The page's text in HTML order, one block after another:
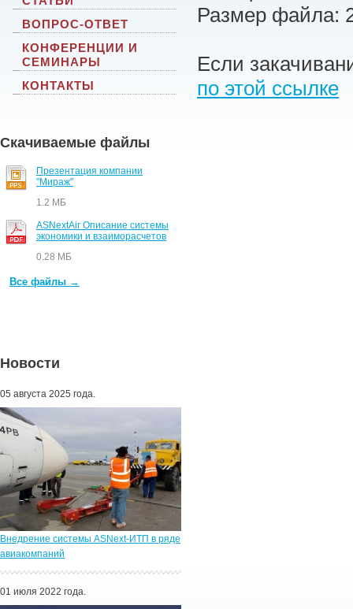
Размер файла:
Если
по этой ссылке
ВОПРОС-ОТВЕТ
КОНФЕРЕНЦИИ И
СЕМИНАРЫ
КОНТАКТЫ
Скачиваемые файлы
Презентация компании
"Мираж"
1.2 МБ
ASNextAir Описание системы
экономики и взаиморасчетов
0.28 МБ
Все файлы →
Новости
05 августа 2025 года.
Внедрение системы ASNext-ИТП в ряде
авиакомпаний
01 июля 2022 года.